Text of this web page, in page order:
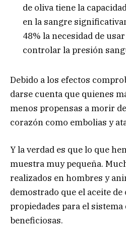
de oliva tiene la
en la sangre
48% la necesidad de
controlar la presión
Debido a los efectos
darse cuenta que quienes
menos propensas a morir
corazón como embolias y
Y la verdad es que lo que
muestra muy pequeña.
realizados en hombres y
demostrado que el aceite de
propiedades para el
beneficiosas.